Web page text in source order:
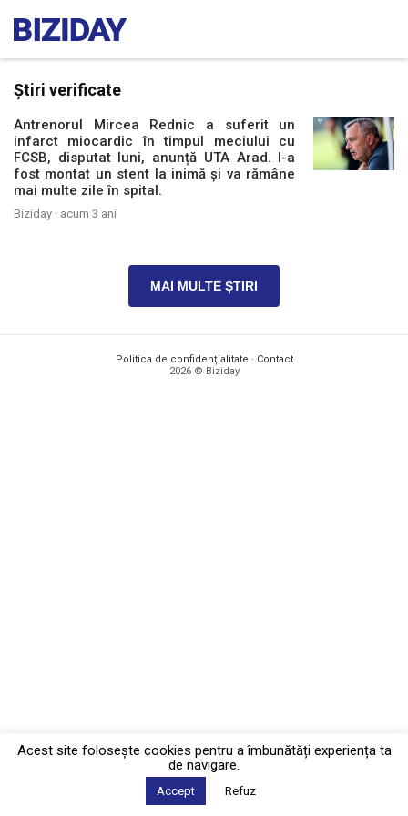
Știri verificate
Antrenorul Mircea Rednic a suferit un
infarct miocardic în timpul meciului cu
FCSB, disputat luni, anunță UTA Arad. I-a
fost montat un stent la inimă și va rămâne
mai multe zile în spital.
Biziday · acum 3 ani
MAI MULTE ȘTIRI
Politica de confidențialitate · Contact
2026 © Biziday
Acest site foloseşte cookies pentru a îmbunătăți experiența ta
de navigare.
Accept Refuz